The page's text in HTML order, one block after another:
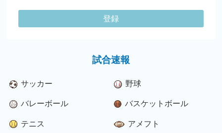
登録
試合速報
サッカー 野球
バレーボール バスケットボール
テニス アメフト